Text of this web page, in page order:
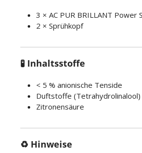
3 × AC PUR BRILLANT
2 × Sprühkopf
🧪 Inhaltsstoffe
< 5 % anionische Tenside
Duftstoffe (Tetrahydrolinalool)
Zitronensäure
♻️ Hinweise